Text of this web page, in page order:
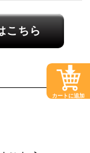
こちら
カートに追加